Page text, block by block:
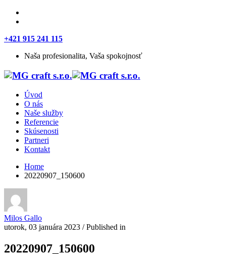
+421 915 241 115
Naša profesionalita, Vaša spokojnosť
Úvod
O nás
Naše služby
Referencie
Skúsenosti
Partneri
Kontakt
Home
20220907_150600
Milos Gallo
utorok, 03 januára 2023 /Published in
20220907_150600